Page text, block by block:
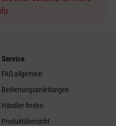
Service
FAQ allgemein
Bedienungsanleitungen
Händler finden
Produktübersicht